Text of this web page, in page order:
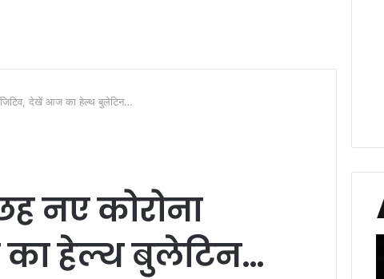
देखें आज का हेल्थ बुलेटिन…
नए कोरोना
हेल्थ बुलेटिन…